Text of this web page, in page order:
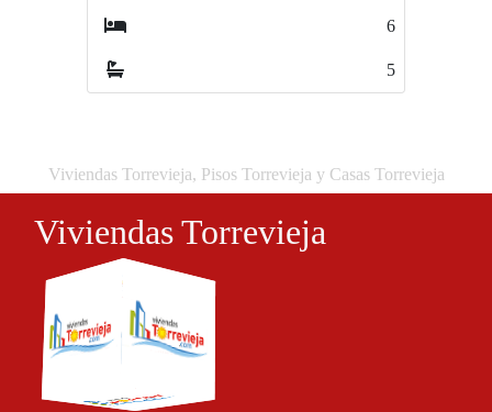
3
3
Viviendas Torrevieja, Pisos Torrevieja y Casas Torrevieja
Viviendas Torrevieja